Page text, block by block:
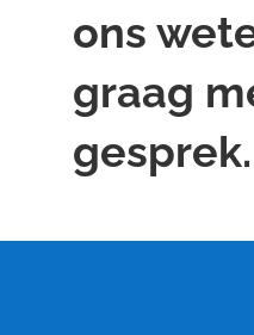
ons
graag
gesprek.